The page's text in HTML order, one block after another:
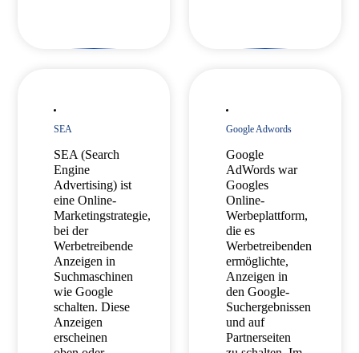
SEA
SEA (Search
Engine
Advertising) ist
eine Online-
Marketingstrategie,
bei der
Werbetreibende
Anzeigen in
Suchmaschinen
wie Google
schalten. Diese
Anzeigen
erscheinen
Google Adwords
Google
AdWords war
Googles
Online-
Werbeplattform,
die es
Werbetreibenden
ermöglichte,
Anzeigen in
den Google-
Suchergebnissen
und auf
Partnerseiten